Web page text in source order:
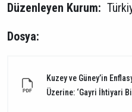
Düzenleyen Kurum:
Dosya:
Kuzey ve Güney’in
Üzerine: ‘Gayri İhtiyari